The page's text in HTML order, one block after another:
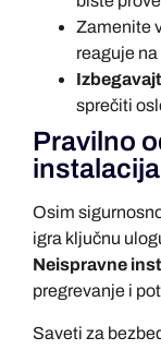
Zamenite
reaguje
sprečiti
Pravilno
Osim
igra ključnu
Neispravne
pregrevanje i
Saveti za